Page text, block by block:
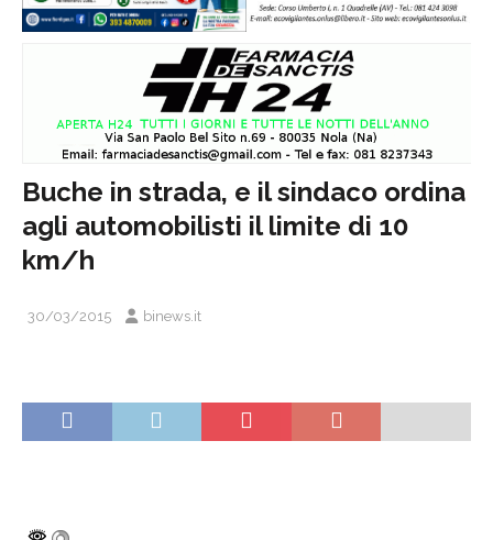
Buche in strada, e il sindaco ordina
agli automobilisti il limite di 10
km/h
30/03/2015 binews.it